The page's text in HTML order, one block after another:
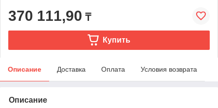
370 111,90 ₸
Купить
Описание Доставка Оплата Условия возврата
Описание